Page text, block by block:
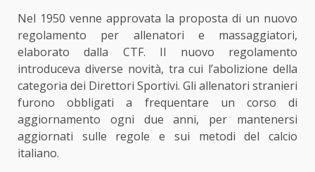
Nel 1950 venne approvata la proposta di un nuovo
regolamento per allenatori e massaggiatori,
elaborato dalla CTF. Il nuovo regolamento
introduceva diverse novità, tra cui l’abolizione della
categoria dei Direttori Sportivi. Gli allenatori stranieri
furono obbligati a frequentare un corso di
aggiornamento ogni due anni, per mantenersi
aggiornati sulle regole e sui metodi del calcio
italiano.